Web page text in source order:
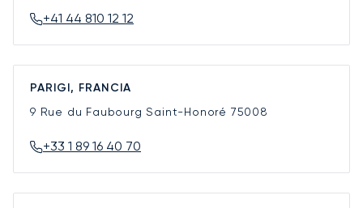
+41 44 810 12 12
PARIGI, FRANCIA
9 Rue du Faubourg Saint-Honoré 75008
+33 1 89 16 40 70